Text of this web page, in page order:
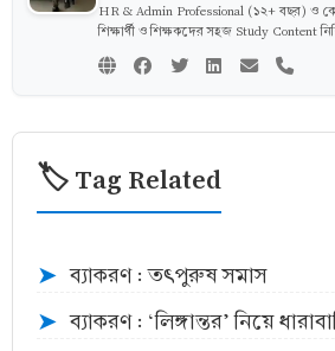
HR & Admin Professional (১২+ বছর) ও
শিক্ষার্থী ও শিক্ষকদের সহজ Study Content
🏷️ Tag Related
➤ ব্যাকরণ : তৎপুরুষ সমাস
➤ ব্যাকরণ : ‘লিঙ্গান্তর’ নিয়ে